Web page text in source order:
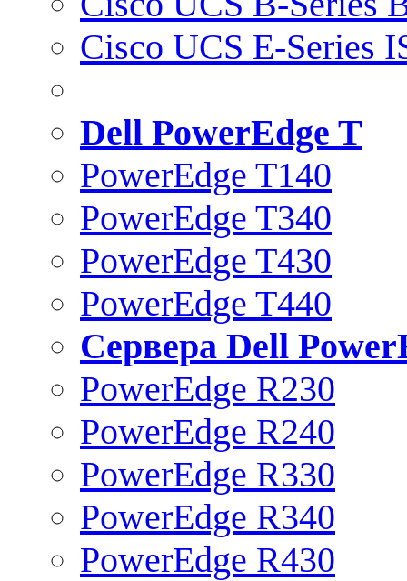
Cisco UCS E-Series
Dell PowerEdge T
PowerEdge T140
PowerEdge T340
PowerEdge T430
PowerEdge T440
Сервера Dell
PowerEdge R230
PowerEdge R240
PowerEdge R330
PowerEdge R340
PowerEdge R430